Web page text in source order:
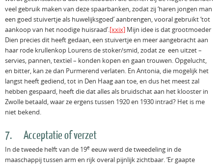
veel gebruik maken van deze spaarbanken, zodat zij ‘haren jongen man
een goed stuivertje als huwelijksgoed’ aanbrengen, vooral gebruikt ‘tot
aankoop van het noodige huisraad’.[xxix] Mijn idee is dat grootmoeder
Dien precies dit heeft gedaan, een stuivertje en meer aangebracht aan
haar rode krullenkop Lourens de stoker/smid, zodat ze een uitzet –
servies, pannen, textiel – konden kopen en gaan trouwen. Opgelucht,
en bitter, kan ze dan Purmerend verlaten. En Antonia, die mogelijk het
langst heeft gediend, tot in Den Haag aan toe, en dus het meest zal
hebben gespaard, heeft die dat alles als bruidschat aan het klooster in
Zwolle betaald, waar ze ergens tussen 1920 en 1930 intrad? Het is me
niet bekend.
7. Acceptatie of verzet
In de tweede helft van de 19e eeuw werd de tweedeling in de
maaschappij tussen arm en rijk overal pijnlijk zichtbaar. ‘Er gaapte